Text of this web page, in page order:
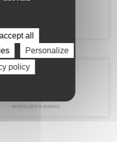
all
Personalize
policy